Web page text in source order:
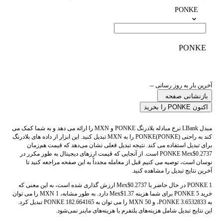
PONKE
PONKE
آخرین بار به روز رسانی --
بازنشانی صفحه
اکنون PONKE را بخرید
مبدل LBank نرخ مبادله بلادرنگ PONKE و MXN را ارائه می دهد و به شما کمک می
کند به راحتی PONKE(PONKE) را به MXN تبدیل کنید. این ابزار از داده های بلادرنگ
برای تبدیل استفاده می کند. نتیجه تبدیل فعلی نشان می‌دهد که قیمت هم‌زمان
PONKE Mex$0.2737 است. از آنجایی که قیمت ارزهای دیجیتال به طور مکرر در
نوسان است، توصیه می کنیم قبل از معامله مجدداً به این صفحه مراجعه کنید تا
آخرین نتایج تبدیل را مشاهده کنید.
1 PONKE در حال حاضر با Mex$0.2737 ارزش گذاری شده است، به این معنی که
خرید 5 PONKE برای شما هزینه Mex$1.37 دارد. به طور مشابه، 1 MXN را می توان
به 3.6532833 PONKE، و 50 MXN را می توان به 182.664165 PONKE تبدیل کرد.
این نتایج تبدیل شامل هزینه‌های پلتفرم یا هزینه‌های ماینر نمی‌شود.